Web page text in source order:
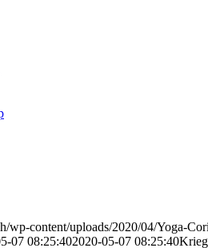
wp-content/uploads/2020/04/Yoga-
07 08:25:402020-05-07 08:25:40